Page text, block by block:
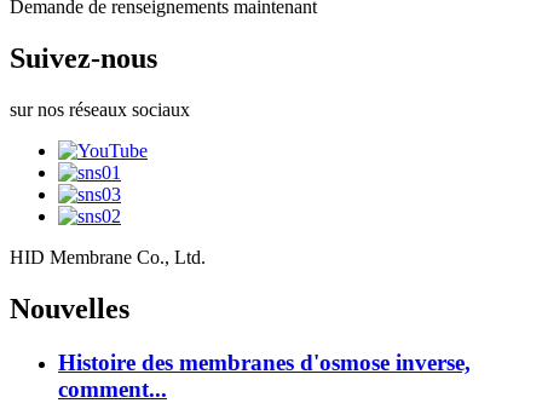
Demande de renseignements maintenant
Suivez-nous
sur nos réseaux sociaux
HID Membrane Co., Ltd.
Nouvelles
Histoire des membranes d'osmose inverse,
comment...